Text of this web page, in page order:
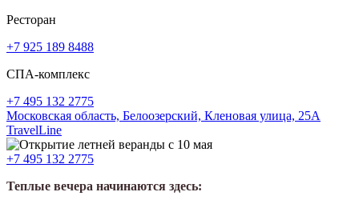
Ресторан
+7 925 189 8488
СПА-комплекс
+7 495 132 2775
Московская область, Белоозерский, Кленовая улица, 25А
TravelLine
+7 495 132 2775
Теплые вечера начинаются здесь: